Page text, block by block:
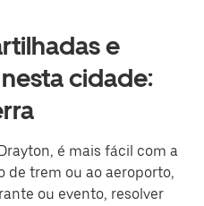
e
cidade:
é mais fácil com a
de trem ou ao aeroporto,
ou evento, resolver